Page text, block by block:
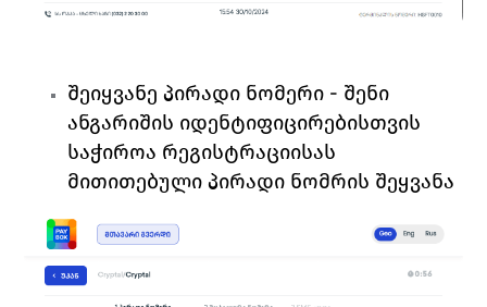
შეიყვანე პირადი ნომერი - შენი
ანგარიშის იდენტიფიცირებისთვის
საჭიროა რეგისტრაციისას
მითითებული პირადი ნომრის შეყვანა